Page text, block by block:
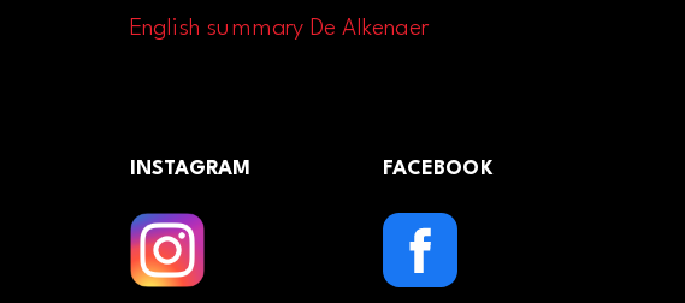
English summary De Alkenaer
INSTAGRAM FACEBOOK